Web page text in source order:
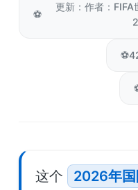
⚽
更新：作者：
⚽
这个
2026年国